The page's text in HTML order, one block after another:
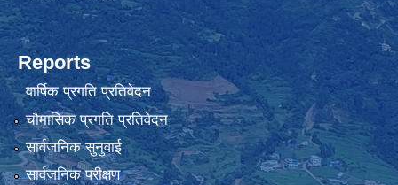
Reports
वार्षिक प्रगति प्रतिवेदन
चौमासिक प्रगति प्रतिवेदन
सार्वजनिक सुनुवाई
सार्वजनिक परीक्षण